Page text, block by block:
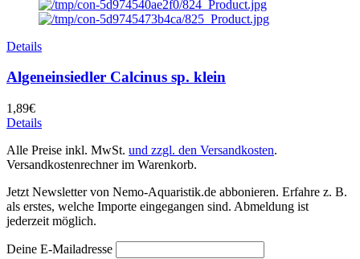
Details
Algeneinsiedler Calcinus sp. klein
1,89€
Details
Alle Preise inkl. MwSt. und zzgl. den Versandkosten.
Versandkostenrechner im Warenkorb.
Jetzt Newsletter von Nemo-Aquaristik.de abbonieren. Erfahre z. B.
als erstes, welche Importe eingegangen sind. Abmeldung ist
jederzeit möglich.
Deine E-Mailadresse